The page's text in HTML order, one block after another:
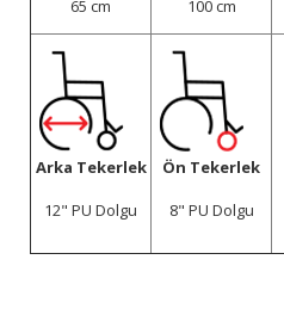
65 cm 100 cm
Arka Tekerlek
12" PU Dolgu
Ön Tekerlek
8" PU Dolgu